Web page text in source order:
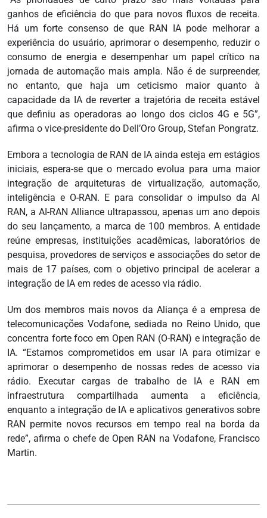
ganhos de eficiência do que para novos fluxos de receita.
Há um forte consenso de que RAN IA pode melhorar a
experiência do usuário, aprimorar o desempenho, reduzir o
consumo de energia e desempenhar um papel crítico na
jornada de automação mais ampla. Não é de surpreender,
no entanto, que haja um ceticismo maior quanto à
capacidade da IA ​​de reverter a trajetória de receita estável
que definiu as operadoras ao longo dos ciclos 4G e 5G”,
afirma o vice-presidente do Dell’Oro Group, Stefan Pongratz.
Embora a tecnologia de RAN de IA ainda esteja em estágios
iniciais, espera-se que o mercado evolua para uma maior
integração de arquiteturas de virtualização, automação,
inteligência e O-RAN. E para consolidar o impulso da AI
RAN, a AI-RAN Alliance ultrapassou, apenas um ano depois
do seu lançamento, a marca de 100 membros. A entidade
reúne empresas, instituições acadêmicas, laboratórios de
pesquisa, provedores de serviços e associações do setor de
mais de 17 países, com o objetivo principal de acelerar a
integração de IA em redes de acesso via rádio.
Um dos membros mais novos da Aliança é a empresa de
telecomunicações Vodafone, sediada no Reino Unido, que
concentra forte foco em Open RAN (O-RAN) e integração de
IA. “Estamos comprometidos em usar IA para otimizar e
aprimorar o desempenho de nossas redes de acesso via
rádio. Executar cargas de trabalho de IA e RAN em
infraestrutura compartilhada aumenta a eficiência,
enquanto a integração de IA e aplicativos generativos sobre
RAN permite novos recursos em tempo real na borda da
rede”, afirma o chefe de Open RAN na Vodafone, Francisco
Martin.